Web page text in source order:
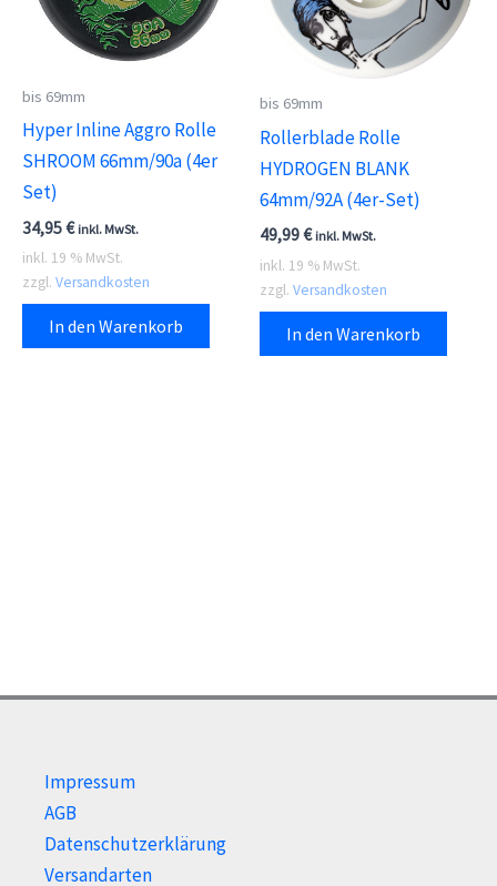
bis 69mm
Hyper Inline Aggro Rolle
SHROOM 66mm/90a (4er
Set)
34,95€ inkl. MwSt.
inkl. 19 % MwSt.
zzgl. Versandkosten
In den Warenkorb
bis 69mm
Rollerblade Rolle
HYDROGEN BLANK
64mm/92A (4er-Set)
49,99€ inkl. MwSt.
inkl. 19 % MwSt.
zzgl. Versandkosten
In den Warenkorb
Impressum
AGB
Datenschutzerklärung
Versandarten